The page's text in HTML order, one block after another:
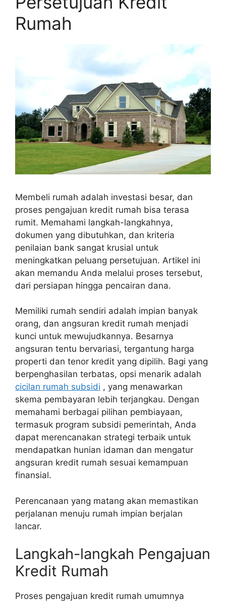
Rumah
Membeli rumah adalah investasi besar, dan
proses pengajuan kredit rumah bisa terasa
rumit. Memahami langkah-langkahnya,
dokumen yang dibutuhkan, dan kriteria
penilaian bank sangat krusial untuk
meningkatkan peluang persetujuan. Artikel ini
akan memandu Anda melalui proses tersebut,
dari persiapan hingga pencairan dana.
Memiliki rumah sendiri adalah impian banyak
orang, dan angsuran kredit rumah menjadi
kunci untuk mewujudkannya. Besarnya
angsuran tentu bervariasi, tergantung harga
properti dan tenor kredit yang dipilih. Bagi yang
berpenghasilan terbatas, opsi menarik adalah
cicilan rumah subsidi , yang menawarkan
skema pembayaran lebih terjangkau. Dengan
memahami berbagai pilihan pembiayaan,
termasuk program subsidi pemerintah, Anda
dapat merencanakan strategi terbaik untuk
mendapatkan hunian idaman dan mengatur
angsuran kredit rumah sesuai kemampuan
finansial.
Perencanaan yang matang akan memastikan
perjalanan menuju rumah impian berjalan
lancar.
Langkah-langkah Pengajuan
Kredit Rumah
Proses pengajuan kredit rumah umumnya